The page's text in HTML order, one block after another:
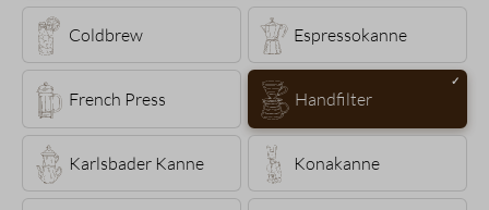
Coldbrew Espressokanne
French Press Handfilter
Karlsbader Kanne Konakanne